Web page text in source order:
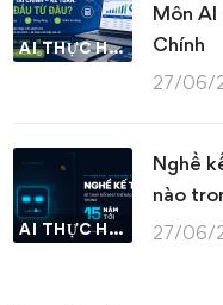
AI THỰC HÀNH
Môn AI
Chính
27/06/
AI THỰC HÀNH
Nghề
nào
27/06/